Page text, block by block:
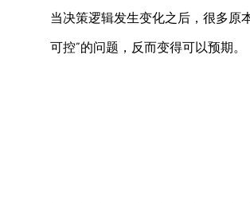
当决策逻辑发生变化之后，很多原
可控”的问题，反而变得可以预期。